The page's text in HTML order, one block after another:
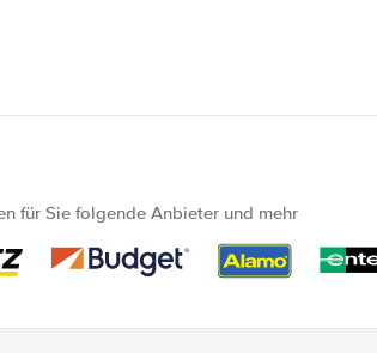
für Sie folgende Anbieter und mehr